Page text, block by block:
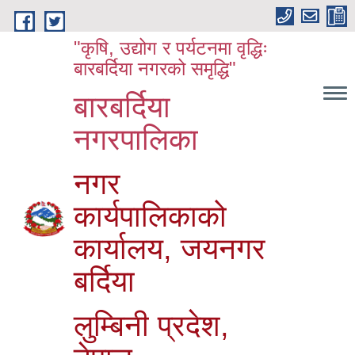
Skip to main content
"कृषि, उद्योग र पर्यटनमा वृद्धिः
बारबर्दिया नगरको समृद्धि"
बारबर्दिया
नगरपालिका
नगर
कार्यपालिकाको
कार्यालय, जयनगर
बर्दिया
लुम्बिनी प्रदेश,